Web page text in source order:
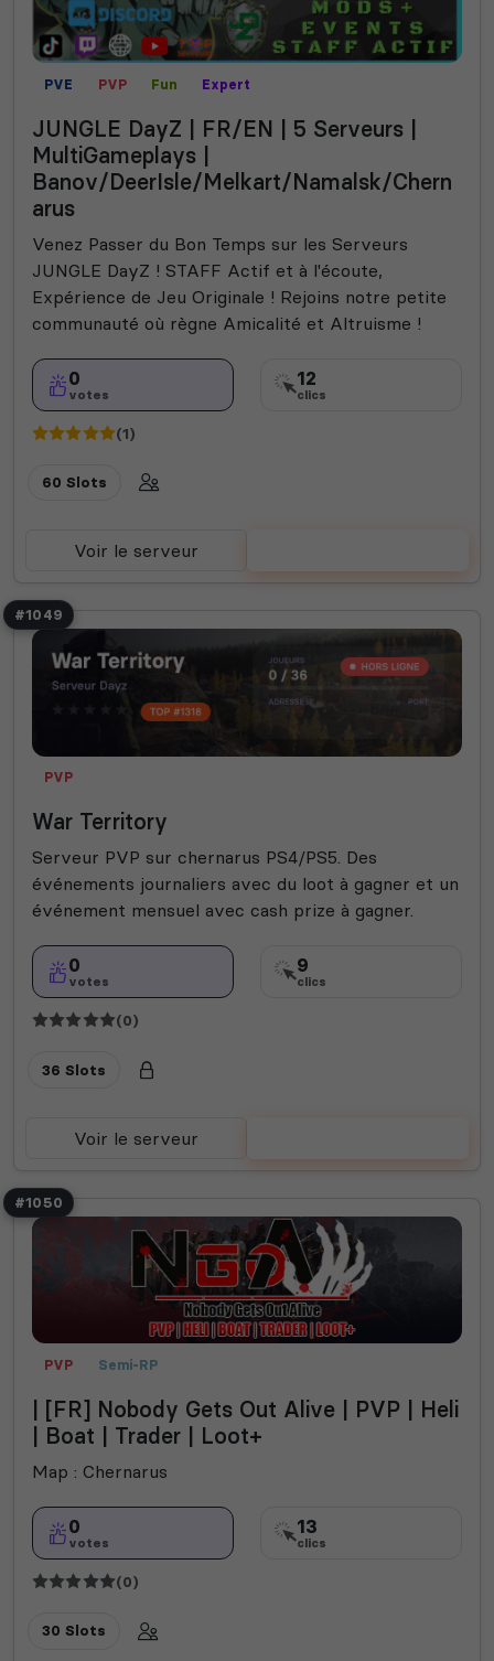
PVE PVP Fun Expert
JUNGLE DayZ | FR/EN | 5 Serveurs |
MultiGameplays |
Banov/DeerIsle/Melkart/Namalsk/Chern
arus
Venez Passer du Bon Temps sur les Serveurs
JUNGLE DayZ ! STAFF Actif et à l'écoute,
Expérience de Jeu Originale ! Rejoins notre petite
communauté où règne Amicalité et Altruisme !
0
votes
12
clics
(1)
60 Slots
Voir le serveur
#1049
PVP
War Territory
Serveur PVP sur chernarus PS4/PS5. Des
événements journaliers avec du loot à gagner et un
événement mensuel avec cash prize à gagner.
0
votes
9
clics
(0)
36 Slots
Voir le serveur
#1050
PVP Semi-RP
| [FR] Nobody Gets Out Alive | PVP | Heli
| Boat | Trader | Loot+
Map : Chernarus
0
votes
13
clics
(0)
30 Slots